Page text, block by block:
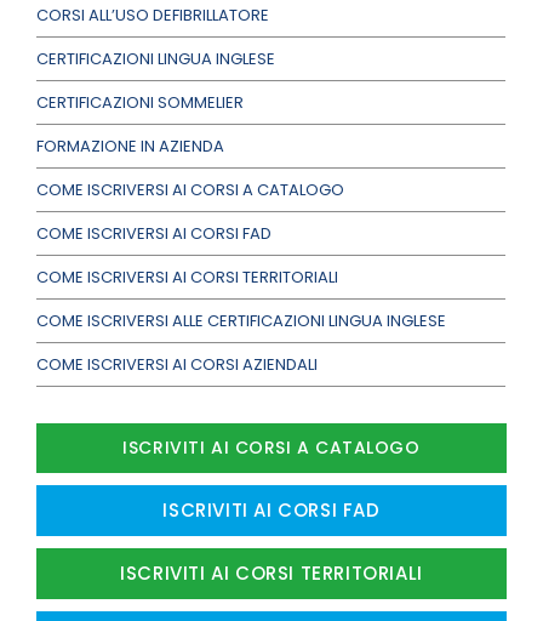
CORSI ALL’USO DEFIBRILLATORE
CERTIFICAZIONI LINGUA INGLESE
CERTIFICAZIONI SOMMELIER
FORMAZIONE IN AZIENDA
COME ISCRIVERSI AI CORSI A CATALOGO
COME ISCRIVERSI AI CORSI FAD
COME ISCRIVERSI AI CORSI TERRITORIALI
COME ISCRIVERSI ALLE CERTIFICAZIONI LINGUA INGLESE
COME ISCRIVERSI AI CORSI AZIENDALI
ISCRIVITI AI CORSI A CATALOGO
ISCRIVITI AI CORSI FAD
ISCRIVITI AI CORSI TERRITORIALI